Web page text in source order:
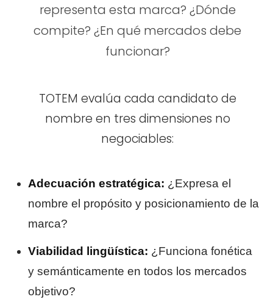
representa esta marca? ¿Dónde
compite? ¿En qué mercados debe
funcionar?
TOTEM evalúa cada candidato de
nombre en tres dimensiones no
negociables:
Adecuación estratégica: ¿Expresa el
nombre el propósito y posicionamiento de la
marca?
Viabilidad lingüística: ¿Funciona fonética
y semánticamente en todos los mercados
objetivo?